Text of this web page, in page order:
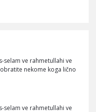
selam ve rahmetullahi ve
nekome koga lično
selam ve rahmetullahi ve